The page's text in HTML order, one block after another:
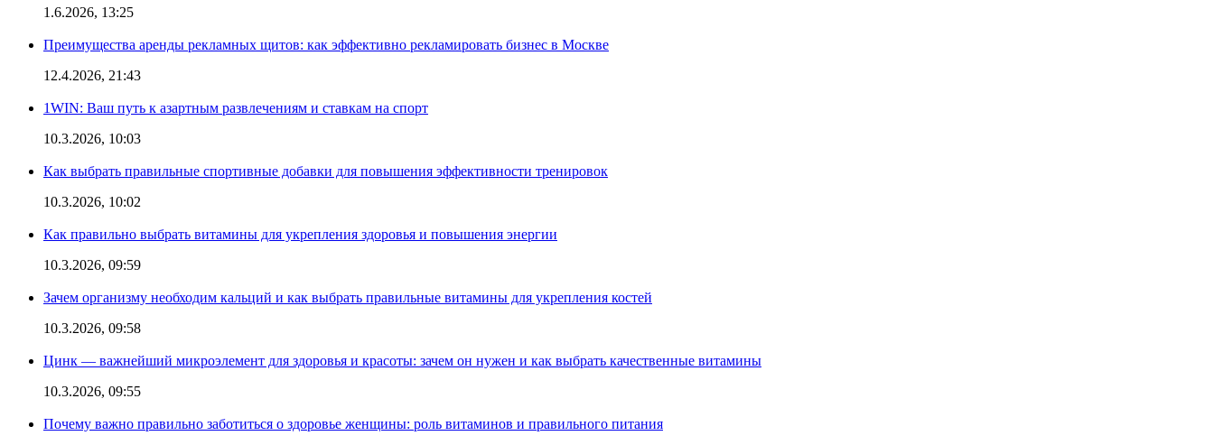
1.6.2026, 13:25
Преимущества аренды рекламных щитов: как эффективно рекламировать бизнес в Москве
12.4.2026, 21:43
1WIN: Ваш путь к азартным развлечениям и ставкам на спорт
10.3.2026, 10:03
Как выбрать правильные спортивные добавки для повышения эффективности тренировок
10.3.2026, 10:02
Как правильно выбрать витамины для укрепления здоровья и повышения энергии
10.3.2026, 09:59
Зачем организму необходим кальций и как выбрать правильные витамины для укрепления костей
10.3.2026, 09:58
Цинк — важнейший микроэлемент для здоровья и красоты: зачем он нужен и как выбрать качественные витамины
10.3.2026, 09:55
Почему важно правильно заботиться о здоровье женщины: роль витаминов и правильного питания